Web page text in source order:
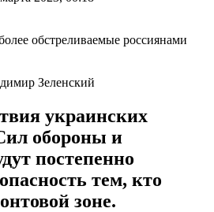
Зеленский
украинских
обороны и
постепенно
тем, кто
зоне.